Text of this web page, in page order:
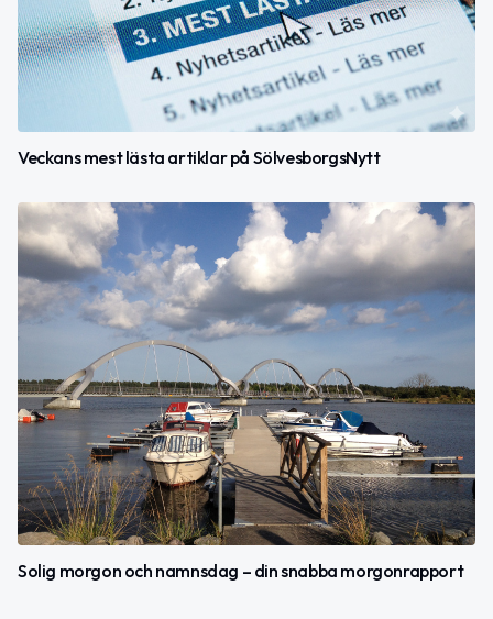
Veckans mest lästa artiklar på SölvesborgsNytt
Solig morgon och namnsdag – din snabba morgonrapport